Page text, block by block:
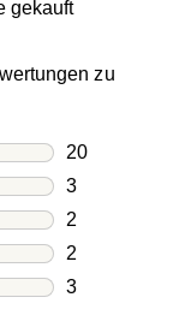
gekauft
zu
20
20
3
3
2
2
2
2
3